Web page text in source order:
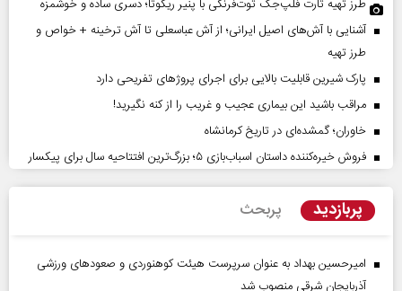
طرز تهیه تارت فلپ‌جک توت‌فرنگی با پنیر ریکوتا؛ دسری ساده و خوشمزه
آشنایی با آش‌های اصیل ایرانی؛ از آش عباسعلی تا آش ترخینه + خواص و
طرز تهیه
پارک شیرین قابلیت‌ بالایی برای اجرای پروژهای تفریحی دارد
مراقب باشید این بیماری عجیب و غریب را از کنه نگیرید!
خاوران؛ گمشده‌ای در تاریخ کرمانشاه
فروش خیره‌کننده داستان اسباب‌بازی ۵؛ بزرگ‌ترین افتتاحیه سال برای پیکسار
پربازدید پربحث
امیرحسین بهداد به عنوان سرپرست هیئت کوهنوردی و صعودهای ورزشی
آذربایجان شرقی منصوب شد